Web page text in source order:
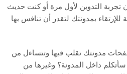
التدوين لأول مرة أو كنت حديث
بمدونتك لتقدر أن تنافس بها
مدونتك تقلب فيها وتتساءل من
داخل المدونة؟ وغيرها من